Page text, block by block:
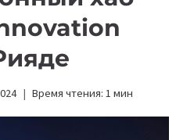
Время чтения: 1 мин